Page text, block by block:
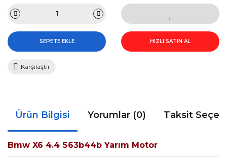
SEPETE EKLE HIZLI SATIN AL
Karşılaştır
Ürün Bilgisi Yorumlar (0) Taksit
Bmw X6 4.4 S63b44b Yarım Motor